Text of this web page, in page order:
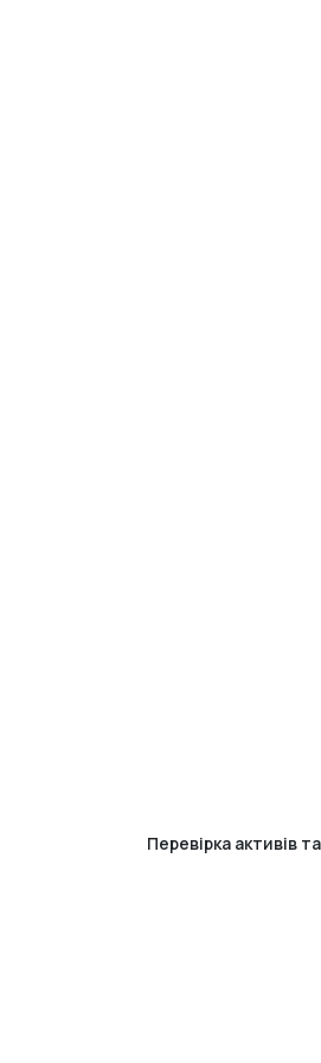
Перевірка активів